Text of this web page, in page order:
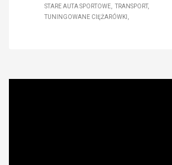
STARE AUTA SPORTOWE
TRANSPORT
TUNINGOWANE CIĘŻARÓWKI